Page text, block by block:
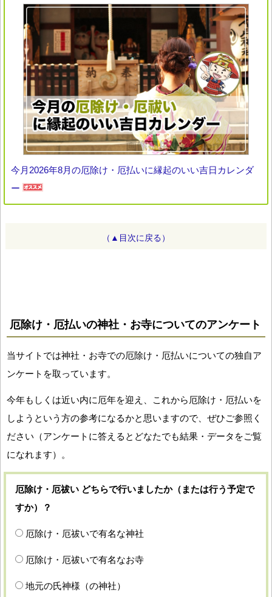
今月2026年8月の厄除け・厄払いに縁起のいい吉日カレンダ
ー
（▲目次に戻る）
厄除け・厄払いの神社・お寺についてのアンケート
当サイトでは神社・お寺での厄除け・厄払いについての独自ア
ンケートを取っています。
今年もしくは近い内に厄年を迎え、これから厄除け・厄払いを
しようという方の参考になるかと思いますので、ぜひご参照く
ださい（アンケートに答えるとどなたでも結果・データをご覧
になれます）。
厄除け・厄祓い どちらで行いましたか（または行う予定で
すか）？
厄除け・厄祓いで有名な神社
厄除け・厄祓いで有名なお寺
地元の氏神様（の神社）